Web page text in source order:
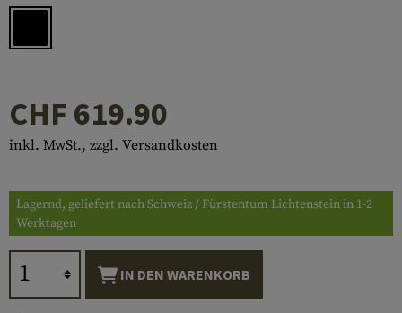
CHF 619.90
inkl. MwSt., zzgl. Versandkosten
Lagernd, geliefert nach Schweiz / Fürstentum Lichtenstein in 1-2
Werktagen
IN DEN WARENKORB